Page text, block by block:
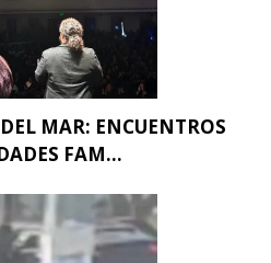
MAR: ENCUENTROS
FAM...